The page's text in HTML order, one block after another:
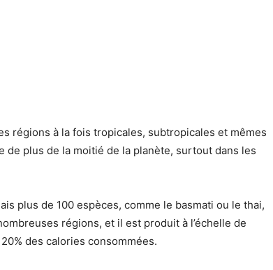
régions à la fois tropicales, subtropicales et mêmes
de plus de la moitié de la planète, surtout dans les
plus de 100 espèces, comme le basmati ou le thai,
régions, et il est produit à l’échelle de
des calories consommées.